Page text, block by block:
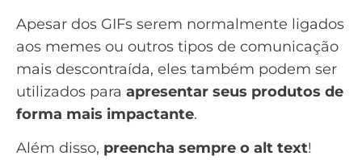
Apesar dos GIFs serem normalmente ligados
aos memes ou outros tipos de comunicação
mais descontraída, eles também podem ser
utilizados para apresentar seus produtos de
forma mais impactante.
Além disso, preencha sempre o alt text!